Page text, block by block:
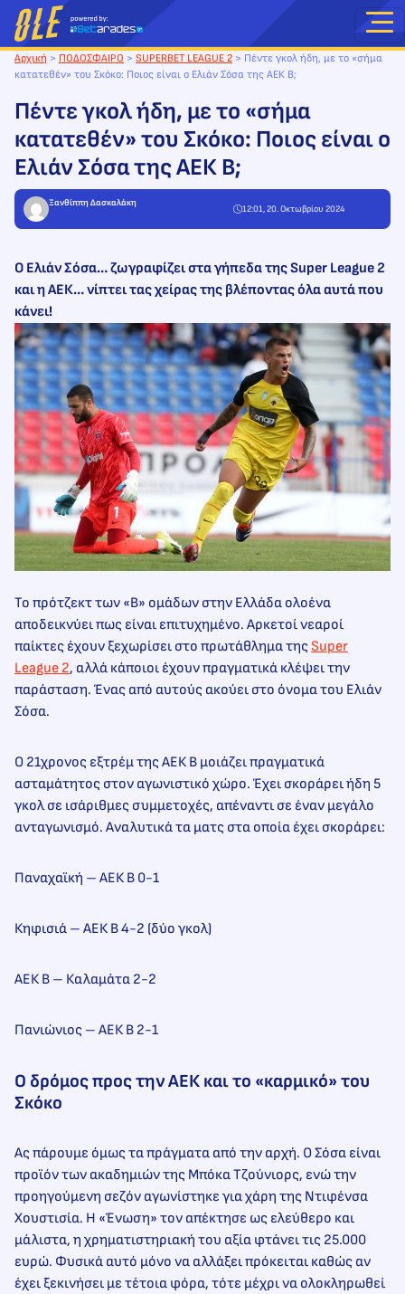
Μετάβαση
στο
περιεχόμενο
Αρχική > ΠΟΔΟΣΦΑΙΡΟ > SUPERBET LEAGUE 2 > Πέντε γκολ ήδη, με το «σήμα
κατατεθέν» του Σκόκο: Ποιος είναι ο Ελιάν Σόσα της ΑΕΚ Β;
Πέντε γκολ ήδη, με το «σήμα
κατατεθέν» του Σκόκο: Ποιος είναι ο
Ελιάν Σόσα της ΑΕΚ Β;
Ξανθίππη Δασκαλάκη
12:01, 20. Οκτωβρίου 2024
Ο Ελιάν Σόσα… ζωγραφίζει στα γήπεδα της Super League 2
και η ΑΕΚ… νίπτει τας χείρας της βλέποντας όλα αυτά που
κάνει!
Το πρότζεκτ των «Β» ομάδων στην Ελλάδα ολοένα
αποδεικνύει πως είναι επιτυχημένο. Αρκετοί νεαροί
παίκτες έχουν ξεχωρίσει στο πρωτάθλημα της Super
League 2, αλλά κάποιοι έχουν πραγματικά κλέψει την
παράσταση. Ένας από αυτούς ακούει στο όνομα του Ελιάν
Σόσα.
Ο 21χρονος εξτρέμ της ΑΕΚ Β μοιάζει πραγματικά
ασταμάτητος στον αγωνιστικό χώρο. Έχει σκοράρει ήδη 5
γκολ σε ισάριθμες συμμετοχές, απέναντι σε έναν μεγάλο
ανταγωνισμό. Αναλυτικά τα ματς στα οποία έχει σκοράρει:
Παναχαϊκή – ΑΕΚ Β 0-1
Κηφισιά – ΑΕΚ Β 4-2 (δύο γκολ)
ΑΕΚ Β – Καλαμάτα 2-2
Πανιώνιος – ΑΕΚ Β 2-1
Ο δρόμος προς την ΑΕΚ και το «καρμικό» του
Σκόκο
Ας πάρουμε όμως τα πράγματα από την αρχή. Ο Σόσα είναι
προϊόν των ακαδημιών της Μπόκα Τζούνιορς, ενώ την
προηγούμενη σεζόν αγωνίστηκε για χάρη της Ντιφένσα
Χουστισία. Η «Ένωση» τον απέκτησε ως ελεύθερο και
μάλιστα, η χρηματιστηριακή του αξία φτάνει τις 25.000
ευρώ. Φυσικά αυτό μόνο να αλλάξει πρόκειται καθώς αν
έχει ξεκινήσει με τέτοια φόρα, τότε μέχρι να ολοκληρωθεί